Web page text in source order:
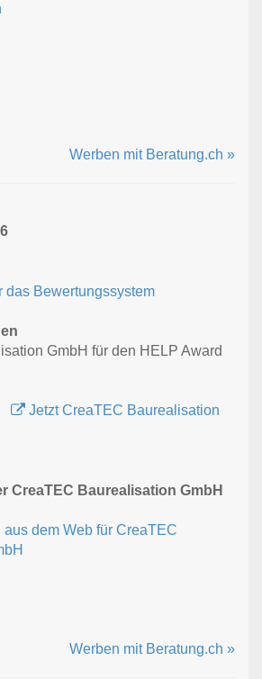
Werben mit Beratung.ch »
das Bewertungssystem
GmbH für den HELP Award
Jetzt CreaTEC Baurealisation
CreaTEC Baurealisation GmbH
dem Web für CreaTEC
Werben mit Beratung.ch »